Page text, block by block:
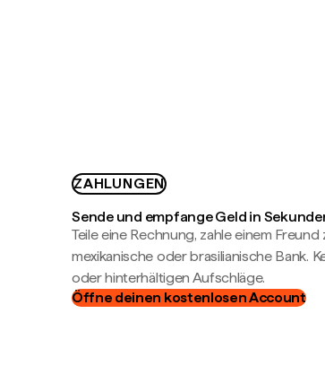
ZAHLUNGEN
Sende und empfange Geld in
Teile eine Rechnung, zahle einem
mexikanische oder brasilianische Bank.
oder hinterhältigen Aufschläge.
Öffne deinen kostenlosen Account